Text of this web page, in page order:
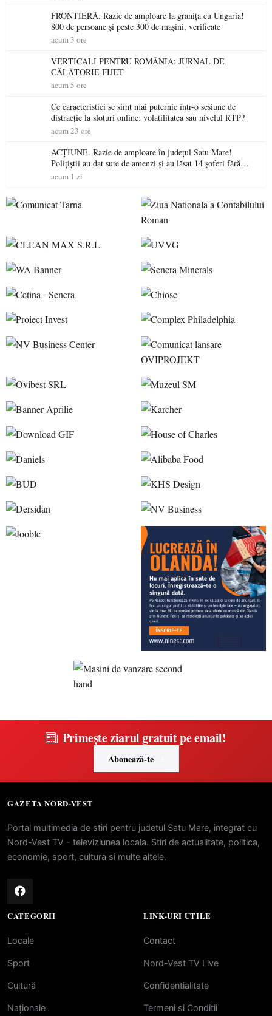
FRONTIERĂ. Razie de amploare la granița cu Ungaria!
800 de persoane și peste 300 de mașini, verificate
acum 3 ore
VERTICALI PENTRU ROMÂNIA: JURNAL DE
CĂLĂTORIE FIJET
acum 5 ore
Ce caracteristici se simt mai puternic într-o sesiune de
distracție la sloturi online: volatilitatea sau nivelul RTP?
acum 23 ore
ACȚIUNE. Razie de amploare în județul Satu Mare!
Polițiștii au dat sute de amenzi și au lăsat 14 șoferi fără
permis într-o singură zi
acum 1 zi
Primește ziarul gratuit pe email!
Abonează-te
GAZETA NORD-VEST
Portal multimedia de stiri pentru judetul Satu Mare, integrat cu
Nord-Vest TV - televiziunea locala. Stiri de actualitate, politica,
economie, sport, cultura si multe altele.
CATEGORII
Locale
Sport
Cultură
Naționale
LINK-URI UTILE
Contact
Nord-Vest TV Live
Confidentialitate
Termeni si Conditii